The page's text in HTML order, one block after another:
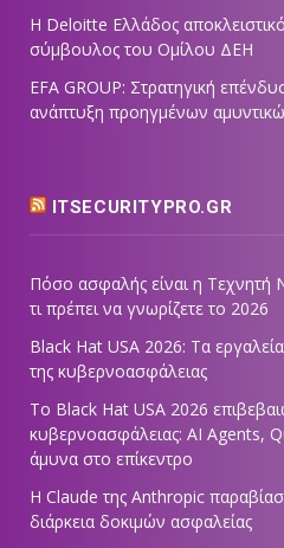
Η Deloitte Ελλάδος
σύμβουλος του Ομίλου ΔΕΗ
EFA GROUP: Στρατηγική
ανάπτυξη προηγμένων
ITSECURITYPRO.GR
Πόσο ασφαλής είναι η Τεχνητή
τι πρέπει να γνωρίζετε το 2026
Black Hat USA 2026: Τα
της κυβερνοασφάλειας
Το Black Hat USA 2026
κυβερνοασφάλειας: AI Agents,
άμυνα στο επίκεντρο
Η Claude της Anthropic παραβίασε
διάρκεια δοκιμών ασφαλείας